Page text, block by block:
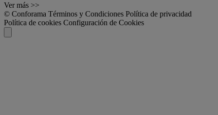
Ver más >>
© Conforama Términos y Condiciones Política de privacidad
Política de cookies Configuración de Cookies